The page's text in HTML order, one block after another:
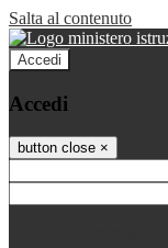
Salta al contenuto
Accedi
Accedi
button close ×